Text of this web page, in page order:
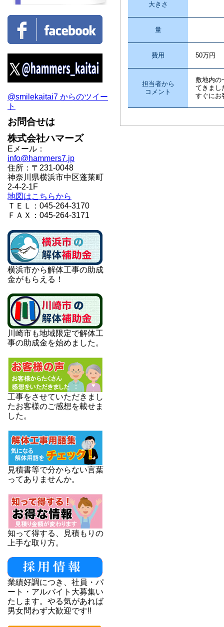
大きさ
量
費用 50万円
担当者から
コメント
敷地内の
てきまし
すぐにお
@smilekaitai7 からのツイー
ト
お問合せは
株式会社ハマーズ
Eメール：
info@hammers7.jp
住所：〒231-0048
神奈川県横浜市中区蓬莱町
2-4-2-1F
地図はこちらから
ＴＥＬ：045-264-3170
ＦＡＸ：045-264-3171
横浜市から解体工事の助成
金がもらえる！
川崎市も地域限定で解体工
事の助成金を始めました。
工事をさせていただきまし
たお客様のご感想を載せま
した。
見積書等で分からない言葉
ってありませんか。
知って得する、見積もりの
上手な取り方。
業績好調につき、社員・パ
ート・アルバイト大募集い
たします。やる気があれば
男女問わず大歓迎です!!